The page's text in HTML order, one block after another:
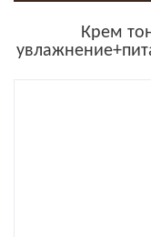
Крем